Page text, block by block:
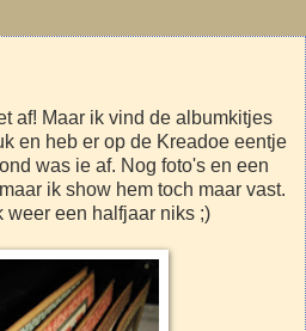
af! Maar ik vind de albumkitjes
en heb er op de Kreadoe eentje
was ie af. Nog foto's en een
ik show hem toch maar vast.
weer een halfjaar niks ;)